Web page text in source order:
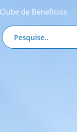
Clube de Benefícios